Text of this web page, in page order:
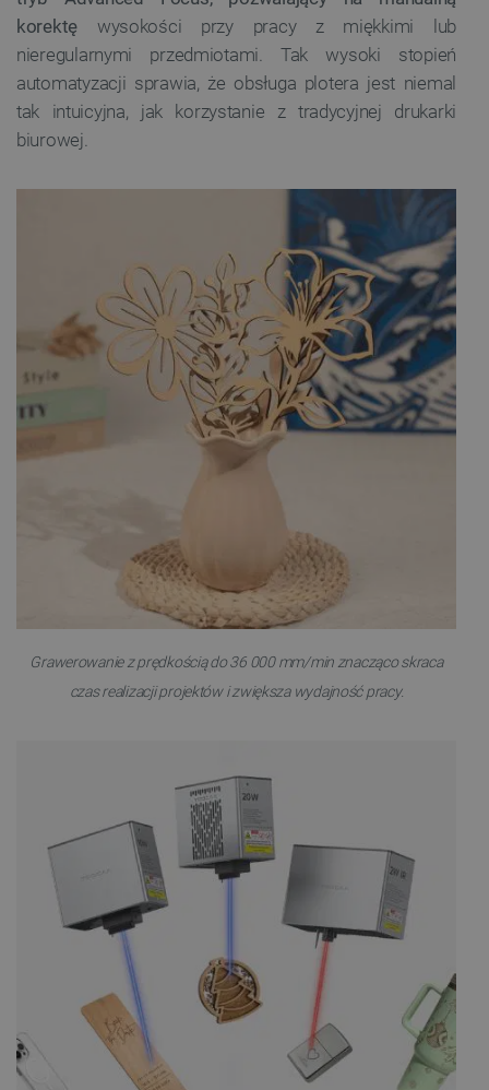
korektę wysokości przy pracy z miękkimi lub
nieregularnymi przedmiotami. Tak wysoki stopień
automatyzacji sprawia, że obsługa plotera jest niemal
tak intuicyjna, jak korzystanie z tradycyjnej drukarki
biurowej.
Grawerowanie z prędkością do 36 000 mm/min znacząco skraca
czas realizacji projektów i zwiększa wydajność pracy.